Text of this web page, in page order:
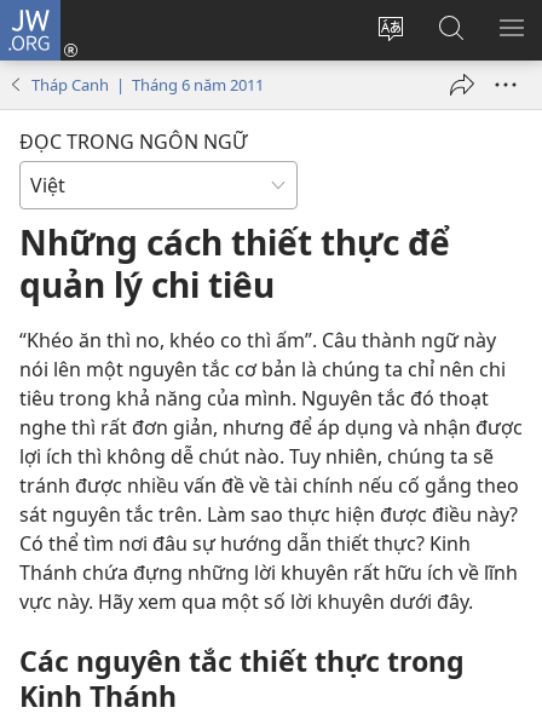
JW.ORG
Thay
Đăng
nhập
Tìm
kiếm
JW.ORG
Tháp Canh | Tháng 6 năm 2011
ĐỌC TRONG NGÔN NGỮ
Những cách thiết thực để
quản lý chi tiêu
“Khéo ăn thì no, khéo co thì ấm”. Câu thành ngữ này
nói lên một nguyên tắc cơ bản là chúng ta chỉ nên chi
tiêu trong khả năng của mình. Nguyên tắc đó thoạt
nghe thì rất đơn giản, nhưng để áp dụng và nhận được
lợi ích thì không dễ chút nào. Tuy nhiên, chúng ta sẽ
tránh được nhiều vấn đề về tài chính nếu cố gắng theo
sát nguyên tắc trên. Làm sao thực hiện được điều này?
Có thể tìm nơi đâu sự hướng dẫn thiết thực? Kinh
Thánh chứa đựng những lời khuyên rất hữu ích về lĩnh
vực này. Hãy xem qua một số lời khuyên dưới đây.
Các nguyên tắc thiết thực trong
Kinh Thánh